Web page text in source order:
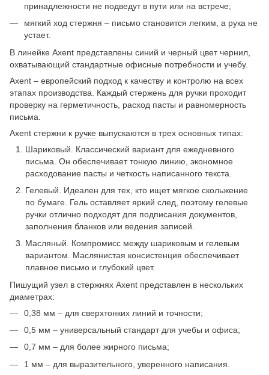
принадлежности не подведут в пути или на встрече;
мягкий ход стержня – письмо становится легким, а рука не
устает.
В линейке Axent представлены синий и черный цвет чернил,
охватывающий стандартные офисные потребности и учебу.
Axent – ​​европейский подход к качеству и контролю на всех
этапах производства. Каждый стержень для ручки проходит
проверку на герметичность, расход пасты и равномерность
письма.
Axent стержни к ручке выпускаются в трех основных типах:
Шариковый. Классический вариант для ежедневного
письма. Он обеспечивает тонкую линию, экономное
расходование пасты и четкость написанного текста.
Гелевый. Идеален для тех, кто ищет мягкое скольжение
по бумаге. Гель оставляет яркий след, поэтому гелевые
ручки отлично подходят для подписания документов,
заполнения бланков или ведения записей.
Масляный. Компромисс между шариковым и гелевым
вариантом. Маслянистая консистенция обеспечивает
плавное письмо и глубокий цвет.
Пишущий узел в стержнях Axent представлен в нескольких
диаметрах:
0,38 мм – для сверхтонких линий и точности;
0,5 мм – универсальный стандарт для учебы и офиса;
0,7 мм – для более жирного письма;
1 мм – для выразительного, уверенного написания.